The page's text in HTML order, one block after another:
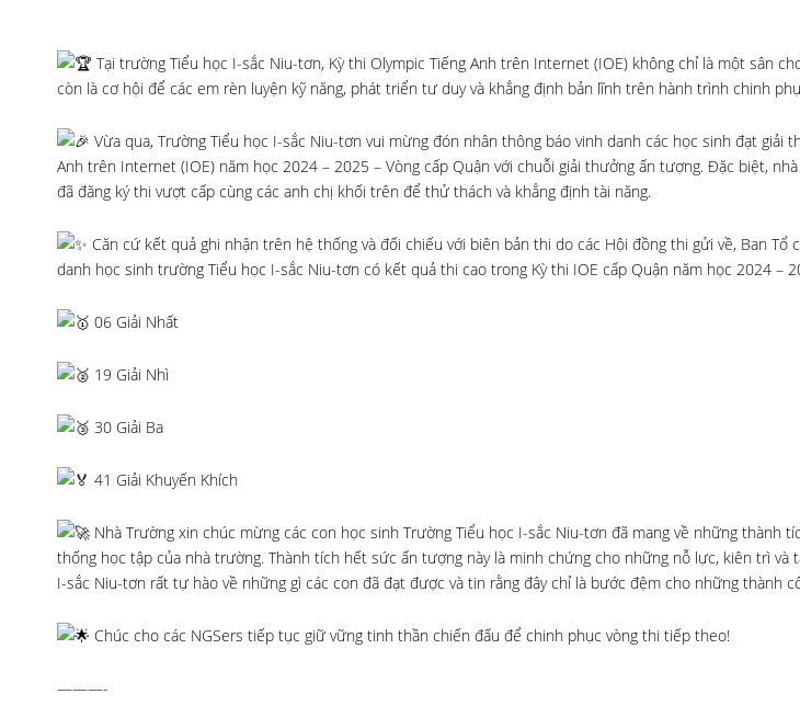
Tại trường Tiểu học I-sắc Niu-tơn, Kỳ thi Olympic Tiếng Anh trên Internet (IOE) không chỉ là một sân
còn là cơ hội để các em rèn luyện kỹ năng, phát triển tư duy và khẳng định bản lĩnh trên hành trình chinh
Vừa qua, Trường Tiểu học I-sắc Niu-tơn vui mừng đón nhân thông báo vinh danh các học sinh đạt giải
Anh trên Internet (IOE) năm học 2024 – 2025 – Vòng cấp Quận với chuỗi giải thưởng ấn tượng. Đặc biệt,
đã đăng ký thi vượt cấp cùng các anh chị khối trên để thử thách và khẳng định tài năng.
Căn cứ kết quả ghi nhận trên hệ thống và đối chiếu với biên bản thi do các Hội đồng thi gửi về, Ban Tổ
danh học sinh trường Tiểu học I-sắc Niu-tơn có kết quả thi cao trong Kỳ thi IOE cấp Quận năm học 2024 –
06 Giải Nhất
19 Giải Nhì
30 Giải Ba
41 Giải Khuyến Khích
Nhà Trường xin chúc mừng các con học sinh Trường Tiểu học I-sắc Niu-tơn đã mang về những thành
thống học tập của nhà trường. Thành tích hết sức ấn tượng này là minh chứng cho những nỗ lực, kiên trì và
I-sắc Niu-tơn rất tự hào về những gì các con đã đạt được và tin rằng đây chỉ là bước đệm cho những thành
Chúc cho các NGSers tiếp tục giữ vững tinh thần chiến đấu để chinh phục vòng thi tiếp theo!
———-